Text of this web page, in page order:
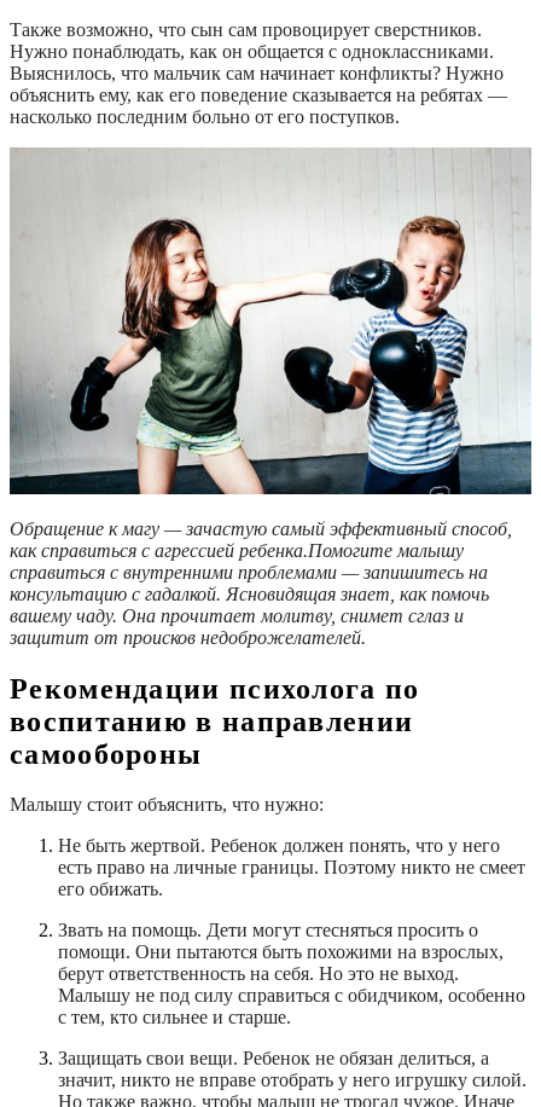
Также возможно, что сын сам провоцирует сверстников.
Нужно понаблюдать, как он общается с одноклассниками.
Выяснилось, что мальчик сам начинает конфликты? Нужно
объяснить ему, как его поведение сказывается на ребятах —
насколько последним больно от его поступков.
Обращение к магу — зачастую самый эффективный способ,
как справиться с агрессией ребенка.Помогите малышу
справиться с внутренними проблемами — запишитесь на
консультацию с гадалкой. Ясновидящая знает, как помочь
вашему чаду. Она прочитает молитву, снимет сглаз и
защитит от происков недоброжелателей.
Рекомендации психолога по
воспитанию в направлении
самообороны
Малышу стоит объяснить, что нужно:
Не быть жертвой. Ребенок должен понять, что у него
есть право на личные границы. Поэтому никто не смеет
его обижать.
Звать на помощь. Дети могут стесняться просить о
помощи. Они пытаются быть похожими на взрослых,
берут ответственность на себя. Но это не выход.
Малышу не под силу справиться с обидчиком, особенно
с тем, кто сильнее и старше.
Защищать свои вещи. Ребенок не обязан делиться, а
значит, никто не вправе отобрать у него игрушку силой.
Но также важно, чтобы малыш не трогал чужое. Иначе